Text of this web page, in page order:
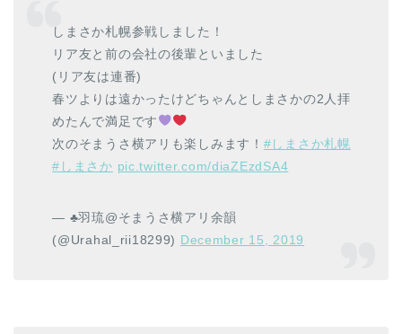
しまさか札幌参戦しました！
リア友と前の会社の後輩といました
(リア友は連番)
春ツよりは遠かったけどちゃんとしまさかの2人拝
めたんで満足です
次のそまうさ横アリも楽しみます！ #しまさか札幌
#しまさか pic.twitter.com/diaZEzdSA4
— ♣︎羽琉@そまうさ横アリ余韻
(@Urahal_rii18299) December 15, 2019